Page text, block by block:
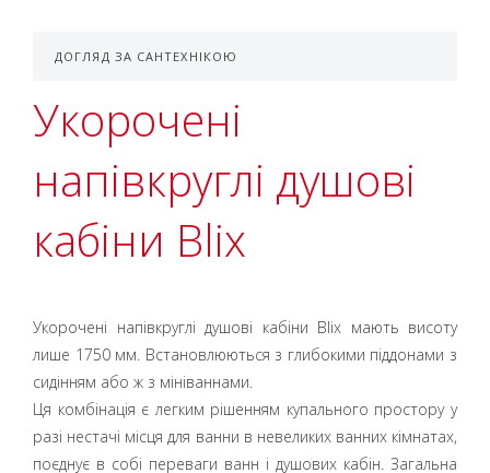
ДОГЛЯД ЗА САНТЕХНІКОЮ
Укорочені
напівкруглі душові
кабіни Blix
Укорочені напівкруглі душові кабіни Blix мають висоту
лише 1750 мм. Встановлюються з глибокими піддонами з
сидінням або ж з мініваннами.
Ця комбінація є легким рішенням купального простору у
разі нестачі місця для ванни в невеликих ванних кімнатах,
поєднує в собі переваги ванн і душових кабін. Загальна